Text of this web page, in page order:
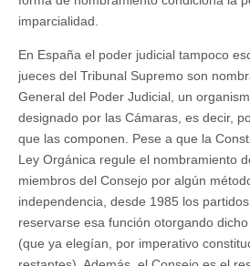
imparcialidad.
En España el poder judicial tampoco
jueces del Tribunal Supremo son
General del Poder Judicial, un
designado por las Cámaras, es decir,
que las componen. Pese a que la
Ley Orgánica regule el nombramiento
miembros del Consejo por algún
independencia, desde 1985 los
reservarse esa función otorgando
(que ya elegían, por imperativo